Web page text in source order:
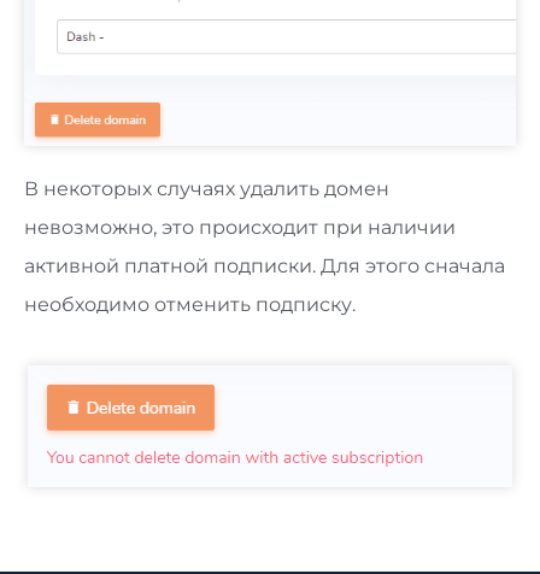
В некоторых случаях удалить домен
невозможно, это происходит при наличии
активной платной подписки. Для этого сначала
необходимо отменить подписку.